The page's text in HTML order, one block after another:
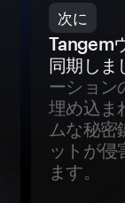
次に
Tangem
同期しま
ーション
埋め込ま
ムな秘密
ットが侵
ます。